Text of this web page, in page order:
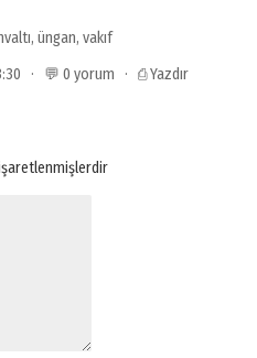
, üngan, vakıf
· 💬 0 yorum · ⎙ Yazdır